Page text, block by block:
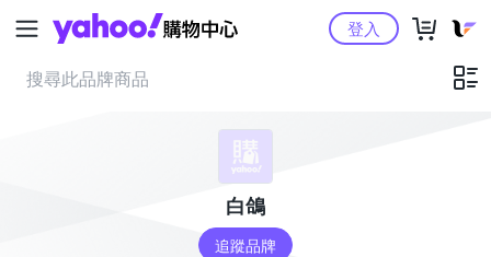
Yahoo購物中心登入
白鴿
追蹤品牌